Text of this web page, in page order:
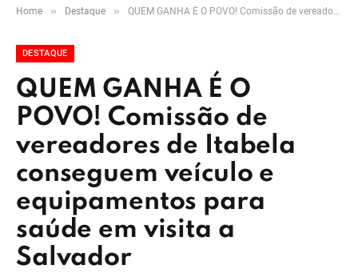
Home » Destaque » QUEM GANHA É O POVO! Comissão de vereadores de Itabela conseguem veículo e equipamentos para saúde em visita a Salvador
DESTAQUE
QUEM GANHA É O
POVO! Comissão de
vereadores de Itabela
conseguem veículo e
equipamentos para
saúde em visita a
Salvador